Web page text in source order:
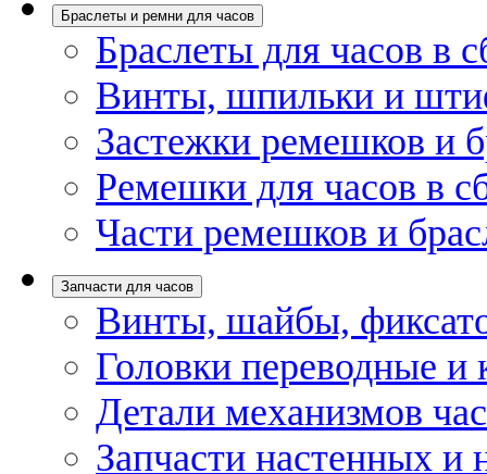
Браслеты и ремни для часов
Браслеты для часов в
Винты, шпильки и
Застежки ремешков и
Ремешки для часов в
Части ремешков и
Запчасти для часов
Винты, шайбы,
Головки переводные и
Детали механизмов
Запчасти настенных и